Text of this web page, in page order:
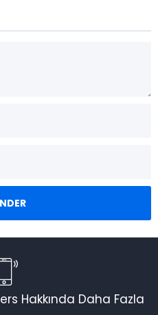
Hakkında Daha Fazla